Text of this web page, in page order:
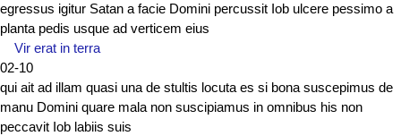
egressus igitur Satan a facie Domini percussit Iob ulcere pessimo a
planta pedis usque ad verticem eius
Vir erat in terra
02-10
qui ait ad illam quasi una de stultis locuta es si bona suscepimus de
manu Domini quare mala non suscipiamus in omnibus his non
peccavit Iob labiis suis